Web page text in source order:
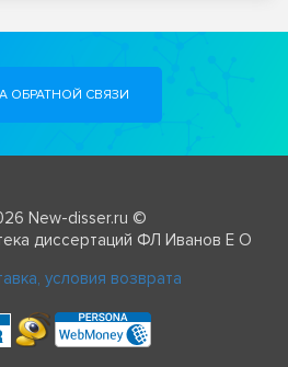
ОБРАТНОЙ СВЯЗИ
New-disser.ru ©
диссертаций ФЛ Иванов Е О
условия возврата